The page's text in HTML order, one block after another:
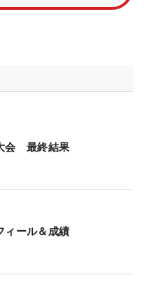
キーの岩本高志が入
ル2アンダー・5位タ
藤田寛之はトータル
・20位タイ。丸山茂
会 最終結果
ール＆成績